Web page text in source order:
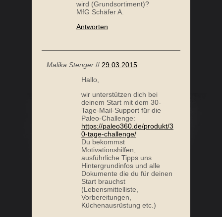
wird (Grundsortiment)?
MfG Schäfer A.
Antworten
Malika Stenger // 29.03.2015
Hallo,
wir unterstützen dich bei
deinem Start mit dem 30-
Tage-Mail-Support für die
Paleo-Challenge:
https://paleo360.de/produkt/3
0-tage-challenge/
Du bekommst
Motivationshilfen,
ausführliche Tipps uns
Hintergrundinfos und alle
Dokumente die du für deinen
Start brauchst
(Lebensmittelliste,
Vorbereitungen,
Küchenausrüstung etc.)